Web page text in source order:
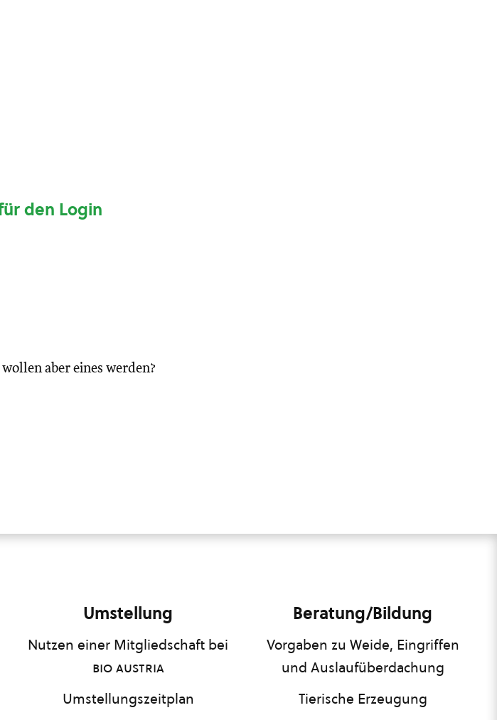
den Login
aber eines werden?
Umstellung
Nutzen einer Mitgliedschaft bei
bio austria
Umstellungszeitplan
Beratung/Bildung
Vorgaben zu Weide, Eingriffen
und Auslaufüberdachung
Tierische Erzeugung